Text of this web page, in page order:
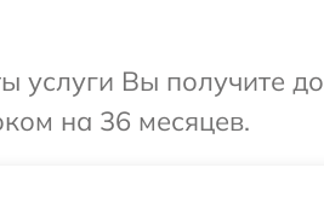
услуги Вы получите
на 36 месяцев.